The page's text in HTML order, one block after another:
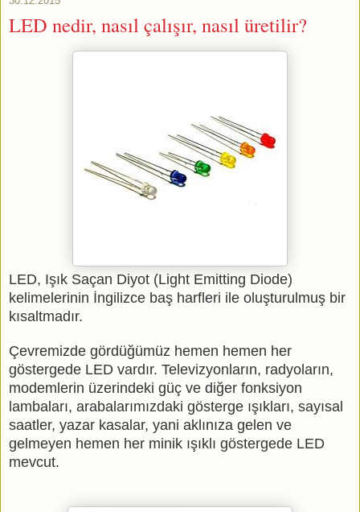
LED nedir, nasıl çalışır, nasıl üretilir?
LED, Işık Saçan Diyot (Light Emitting Diode)
kelimelerinin İngilizce baş harfleri ile oluşturulmuş bir
kısaltmadır.
Çevremizde gördüğümüz hemen hemen her
göstergede LED vardır. Televizyonların, radyoların,
modemlerin üzerindeki güç ve diğer fonksiyon
lambaları, arabalarımızdaki gösterge ışıkları, sayısal
saatler, yazar kasalar, yani aklınıza gelen ve
gelmeyen hemen her minik ışıklı göstergede LED
mevcut.